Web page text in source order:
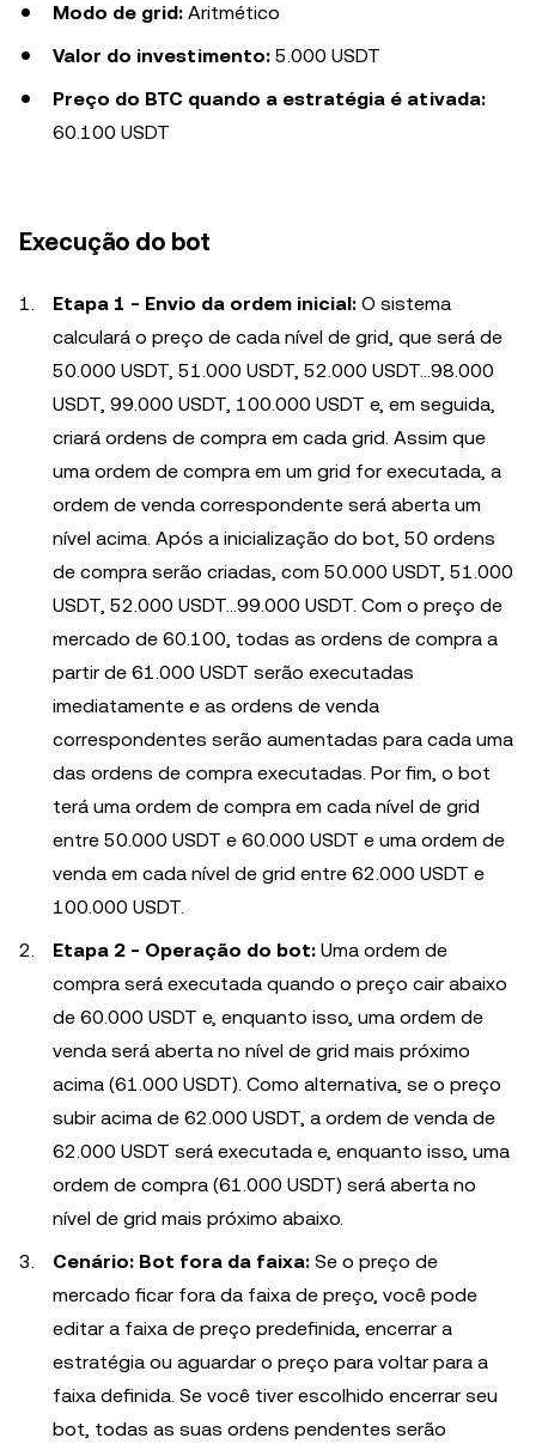
Modo de grid: Aritmético
Valor do investimento: 5.000 USDT
Preço do BTC quando a estratégia é ativada:
60.100 USDT
Execução do bot
Etapa 1 - Envio da ordem inicial: O sistema
calculará o preço de cada nível de grid, que será de
50.000 USDT, 51.000 USDT, 52.000 USDT...98.000
USDT, 99.000 USDT, 100.000 USDT e, em seguida,
criará ordens de compra em cada grid. Assim que
uma ordem de compra em um grid for executada, a
ordem de venda correspondente será aberta um
nível acima. Após a inicialização do bot, 50 ordens
de compra serão criadas, com 50.000 USDT, 51.000
USDT, 52.000 USDT...99.000 USDT. Com o preço de
mercado de 60.100, todas as ordens de compra a
partir de 61.000 USDT serão executadas
imediatamente e as ordens de venda
correspondentes serão aumentadas para cada uma
das ordens de compra executadas. Por fim, o bot
terá uma ordem de compra em cada nível de grid
entre 50.000 USDT e 60.000 USDT e uma ordem de
venda em cada nível de grid entre 62.000 USDT e
100.000 USDT.
Etapa 2 - Operação do bot: Uma ordem de
compra será executada quando o preço cair abaixo
de 60.000 USDT e, enquanto isso, uma ordem de
venda será aberta no nível de grid mais próximo
acima (61.000 USDT). Como alternativa, se o preço
subir acima de 62.000 USDT, a ordem de venda de
62.000 USDT será executada e, enquanto isso, uma
ordem de compra (61.000 USDT) será aberta no
nível de grid mais próximo abaixo.
Cenário: Bot fora da faixa: Se o preço de
mercado ficar fora da faixa de preço, você pode
editar a faixa de preço predefinida, encerrar a
estratégia ou aguardar o preço para voltar para a
faixa definida. Se você tiver escolhido encerrar seu
bot, todas as suas ordens pendentes serão